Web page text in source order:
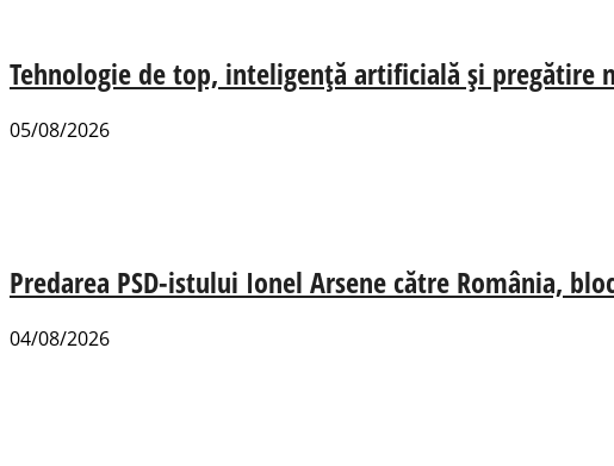
Tehnologie de top, inteligență artificială și pregătire
05/08/2026
Predarea PSD-istului Ionel Arsene către România,
04/08/2026